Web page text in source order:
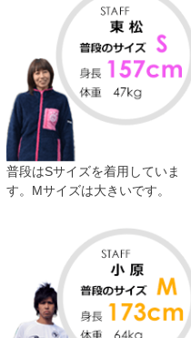
普段はSサイズを着用していま
す。Mサイズは大きいです。